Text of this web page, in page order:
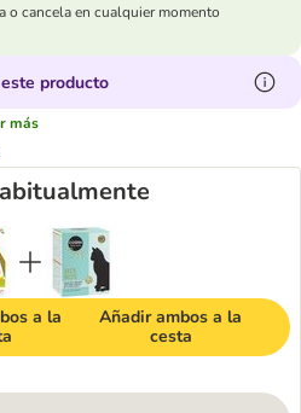
o cancela en cualquier momento
producto
más
a la
Añadir ambos a la
cesta